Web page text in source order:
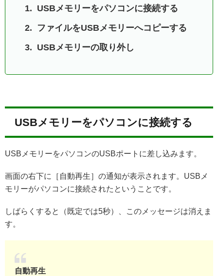
USBメモリーをパソコンに接続する
ファイルをUSBメモリーへコピーする
USBメモリーの取り外し
USBメモリーをパソコンに接続する
USBメモリーをパソコンのUSBポートに差し込みます。
画面の右下に［自動再生］の通知が表示されます。USBメ
モリーがパソコンに接続されたということです。
しばらくすると（既定では5秒）、このメッセージは消えま
す。
自動再生